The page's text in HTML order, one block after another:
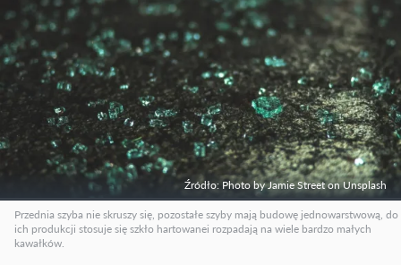
Źródło: Photo by Jamie Street on Unsplash
Przednia szyba nie skruszy się, pozostałe szyby mają budowę jednowarstwową, do
ich produkcji stosuje się szkło hartowanei rozpadają na wiele bardzo małych
kawałków.